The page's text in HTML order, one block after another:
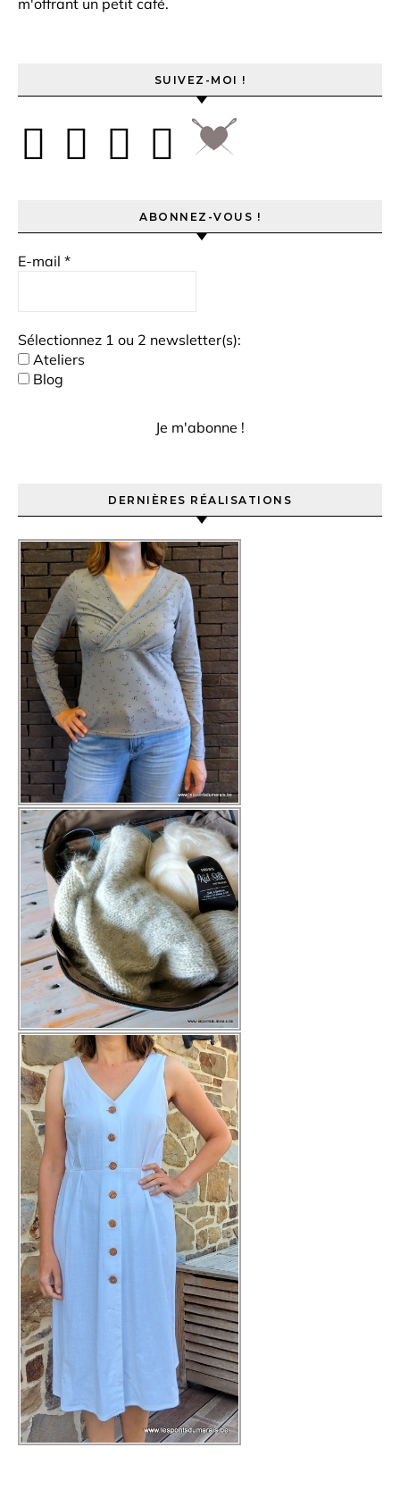
SUIVEZ-MOI !
ABONNEZ-VOUS !
E-mail *
Sélectionnez 1 ou 2 newsletter(s):
Ateliers
Blog
DERNIÈRES RÉALISATIONS